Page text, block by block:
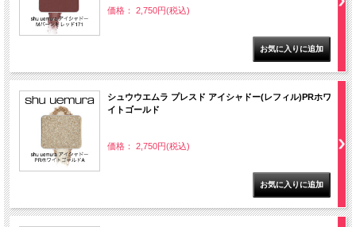
価格： 2,750円(税込)
シュウウエムラ プレスド アイシャドー(レフィル)PRホワ
イトゴールド
価格： 2,750円(税込)